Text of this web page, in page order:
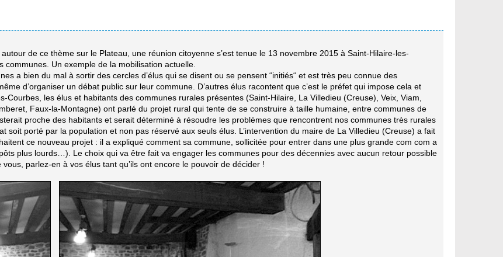
de ce thème sur le Plateau, une réunion citoyenne s’est tenue le 13 novembre 2015 à Saint-Hilaire-les-
Un exemple de la mobilisation actuelle.
a bien du mal à sortir des cercles d’élus qui se disent ou se pensent “initiés“ et est très peu connue des
d’organiser un débat public sur leur commune. D’autres élus racontent que c’est le préfet qui impose cela et
Courbes, les élus et habitants des communes rurales présentes (Saint-Hilaire, La Villedieu (Creuse), Veix, Viam,
Faux-la-Montagne) ont parlé du projet rural qui tente de se construire à taille humaine, entre communes de
proche des habitants et serait déterminé à résoudre les problèmes que rencontrent nos communes très rurales
soit porté par la population et non pas réservé aux seuls élus. L’intervention du maire de La Villedieu (Creuse) a fait
ce nouveau projet : il a expliqué comment sa commune, sollicitée pour entrer dans une plus grande com com a
plus lourds…). Le choix qui va être fait va engager les communes pour des décennies avec aucun retour possible
parlez-en à vos élus tant qu’ils ont encore le pouvoir de décider !